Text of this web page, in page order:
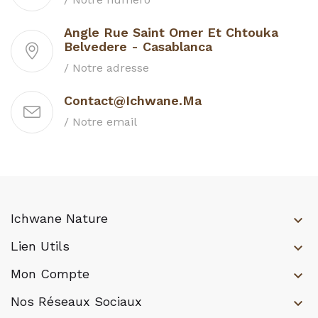
Angle Rue Saint Omer Et Chtouka
Belvedere - Casablanca
/ Notre adresse
Contact@ichwane.ma
/ Notre email
Ichwane Nature keyboard_arrow_down
Lien Utils keyboard_arrow_down
Mon Compte keyboard_arrow_down
Nos Réseaux Sociaux keyboard_arrow_down